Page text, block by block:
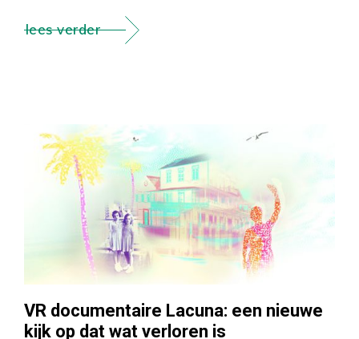
lees verder
VR documentaire Lacuna: een nieuwe
kijk op dat wat verloren is